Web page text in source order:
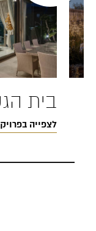
בית
לצפייה